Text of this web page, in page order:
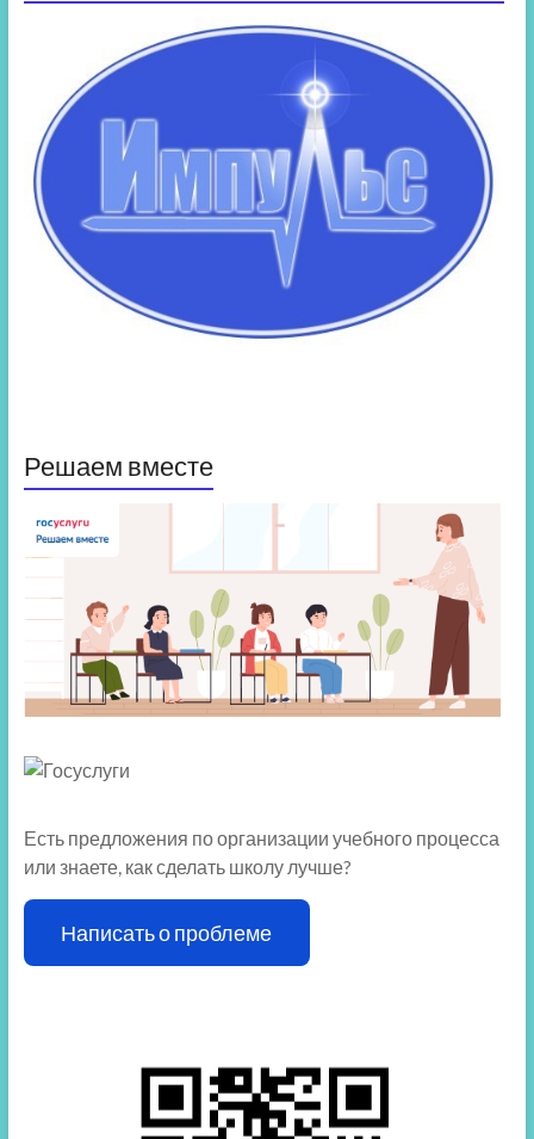
Решаем вместе
Есть предложения по организации учебного процесса
или знаете, как сделать школу лучше?
Написать о проблеме